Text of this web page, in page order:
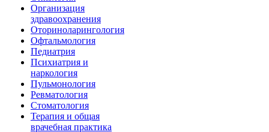
Организация
здравоохранения
Оториноларингология
Офтальмология
Педиатрия
Психиатрия и
наркология
Пульмонология
Ревматология
Стоматология
Терапия и общая
врачебная практика